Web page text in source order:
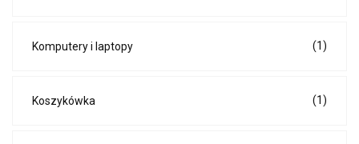
Komputery i laptopy (1)
Koszykówka (1)